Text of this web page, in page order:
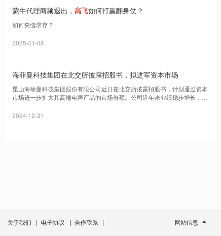
蒙牛代理商频退出， 高飞如何打赢翻身仗？
如何夹缝求存？
2025-01-08
海菲曼科技集团在北交所披露招股书，拟进军资本市场
昆山海菲曼科技集团股份有限公司近日在北交所披露招股书，计划通过资本
市场进一步扩大其高端电声产品的市场份额。公司近年来业绩稳步增长，控
2024-12-31
关于我们 | 电子协议 | 合作联系 | 网站信息